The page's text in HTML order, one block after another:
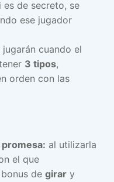
es de secreto, se
ese jugador
cuando el
3 tipos,
orden con las
promesa: al utilizarla
el que
de girary